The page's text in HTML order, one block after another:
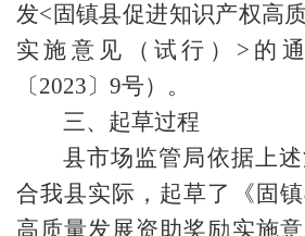
发<固镇县促进知识产权高
实施意见（试行）>的
〔2023〕9号）。
三、起草过程
县市场监管局依据上
合我县实际，起草了《固
高质量发展资助奖励实施